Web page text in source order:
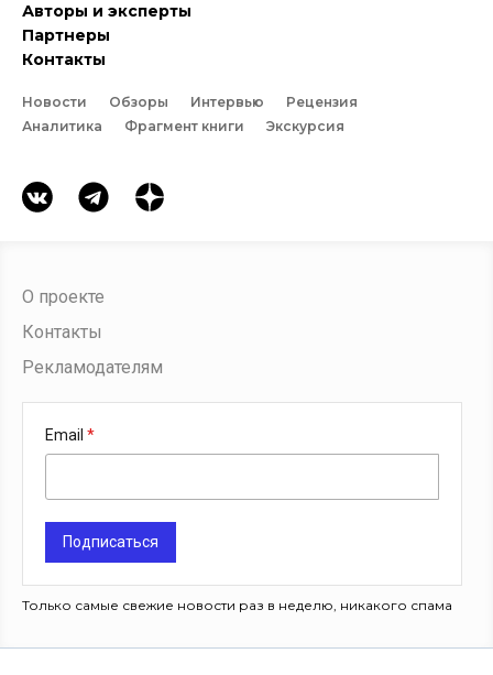
Авторы и эксперты
Партнеры
Контакты
Новости Обзоры Интервью
Рецензия
Аналитика
Фрагмент книги Экскурсия
О проекте
Контакты
Рекламодателям
Email
Подписаться
Только самые свежие новости раз в неделю, никакого спама